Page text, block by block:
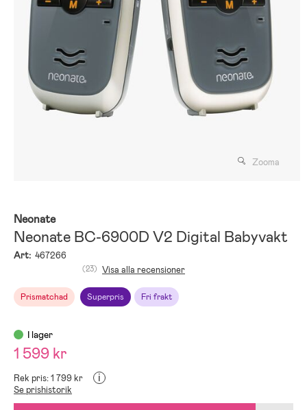
Zooma
Neonate
Neonate BC-6900D V2 Digital Babyvakt
Art: 467266
Prismatchad Superpris Fri frakt
(23) Visa alla recensioner
I lager
1 599 kr
Rek pris: 1 799 kr i
Se prishistorik